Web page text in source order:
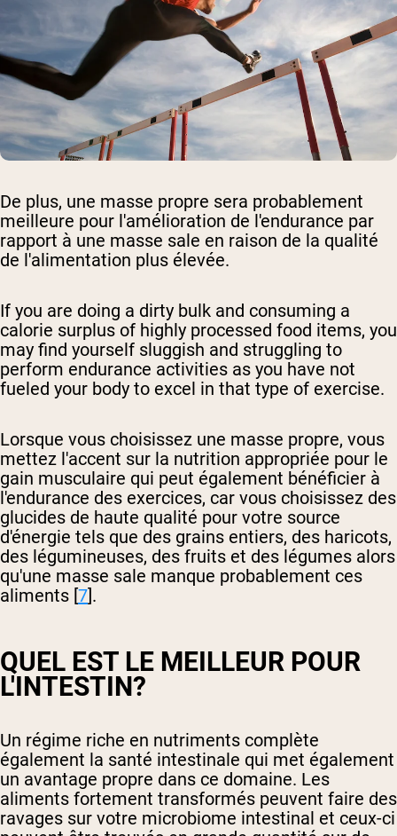
De plus, une masse propre sera probablement
meilleure pour l'amélioration de l'endurance par
rapport à une masse sale en raison de la qualité
de l'alimentation plus élevée.
If you are doing a dirty bulk and consuming a
calorie surplus of highly processed food items, you
may find yourself sluggish and struggling to
perform endurance activities as you have not
fueled your body to excel in that type of exercise.
Lorsque vous choisissez une masse propre, vous
mettez l'accent sur la nutrition appropriée pour le
gain musculaire qui peut également bénéficier à
l'endurance des exercices, car vous choisissez des
glucides de haute qualité pour votre source
d'énergie tels que des grains entiers, des haricots,
des légumineuses, des fruits et des légumes alors
qu'une masse sale manque probablement ces
aliments [7].
QUEL EST LE MEILLEUR POUR
L'INTESTIN?
Un régime riche en nutriments complète
également la santé intestinale qui met également
un avantage propre dans ce domaine. Les
aliments fortement transformés peuvent faire des
ravages sur votre microbiome intestinal et ceux-ci